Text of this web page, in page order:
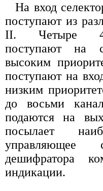
На вход
поступают из
II. Четыре 4-
поступают на
высоким
поступают на
низким
до восьми
подаются на
посылает
дешифратора
индикации.